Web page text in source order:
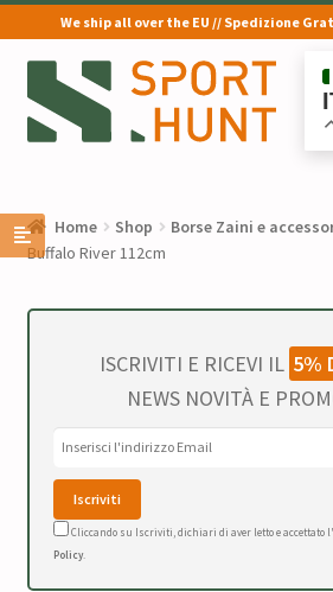
We ship all over the EU // Spedizione
Vai
alla
navigazione
Vai
al
contenuto
Home Shop Borse Zaini e
Buffalo River 112cm
ISCRIVITI E RICEVI IL 5%
NEWS NOVITÀ E
Cliccando su Iscriviti, dichiari di aver letto e
Policy.